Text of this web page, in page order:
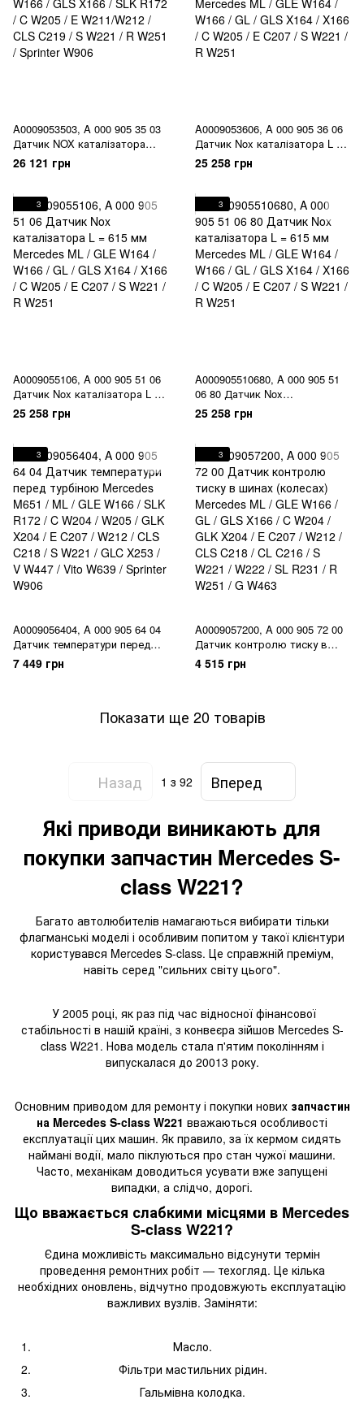
A0009053503, A 000 905 35 03
Датчик NOX каталізатора
Mercedes GLE W166 / GLS
X166 / SLK R172 / C W205 / E
W221 / R W251 / Sprinter W906
26 121 грн
A0009053606, A 000 905 36 06
Датчик Nox каталізатора L =
615 мм Mercedes ML / GLE
W164 / W166 / GL / GLS X164 /
W221 / R W251
25 258 грн
3
A0009055106, A 000 905 51 06
Датчик Nox каталізатора L =
615 мм Mercedes ML / GLE
W164 / W166 / GL / GLS X164 /
W221 / R W251
25 258 грн
3
A000905510680, A 000 905 51
06 80 Датчик Nox
каталізатора L = 615 мм
Mercedes ML / GLE W164 /
C W205 / E C207 / S W221 / R
W251
25 258 грн
3
A0009056404, A 000 905 64 04
Датчик температури перед
турбіною Mercedes M651 / ML /
GLE W166 / SLK R172 / C W204
GLC X253 / V W447 / Vito W639
7 449 грн
3
A0009057200, A 000 905 72 00
Датчик контролю тиску в
шинах (колесах) Mercedes ML /
GLE W166 / GL / GLS X166 / C
W221 / W222 / SL R231 / R
W251 / G W463
4 515 грн
Показати ще 20 товарів
Назад 1 з 92 Вперед
Які приводи виникають для
покупки запчастин Mercedes S-
class W221?
Багато автолюбителів намагаються вибирати тільки
флагманські моделі і особливим попитом у такої клієнтури
користувався Mercedes S-class. Це справжній преміум,
навіть серед "сильних світу цього".
У 2005 році, як раз під час відносної фінансової
стабільності в нашій країні, з конвеєра зійшов Mercedes S-
class W221. Нова модель стала п'ятим поколінням і
випускалася до 20013 року.
Основним приводом для ремонту і покупки нових запчастин
на Mercedes S-class W221 вважаються особливості
експлуатації цих машин. Як правило, за їх кермом сидять
наймані водії, мало піклуються про стан чужої машини.
Часто, механікам доводиться усувати вже запущені
випадки, а слідчо, дорогі.
Що вважається слабкими місцями в Mercedes
S-class W221?
Єдина можливість максимально відсунути термін
проведення ремонтних робіт — техогляд. Це кілька
необхідних оновлень, відчутно продовжують експлуатацію
важливих вузлів. Заміняти:
Масло.
Фільтри мастильних рідин.
Гальмівна колодка.